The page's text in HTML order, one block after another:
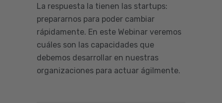
La respuesta la tienen las startups:
prepararnos para poder cambiar
rápidamente. En este Webinar veremos
cuáles son las capacidades que
debemos desarrollar en nuestras
organizaciones para actuar ágilmente.